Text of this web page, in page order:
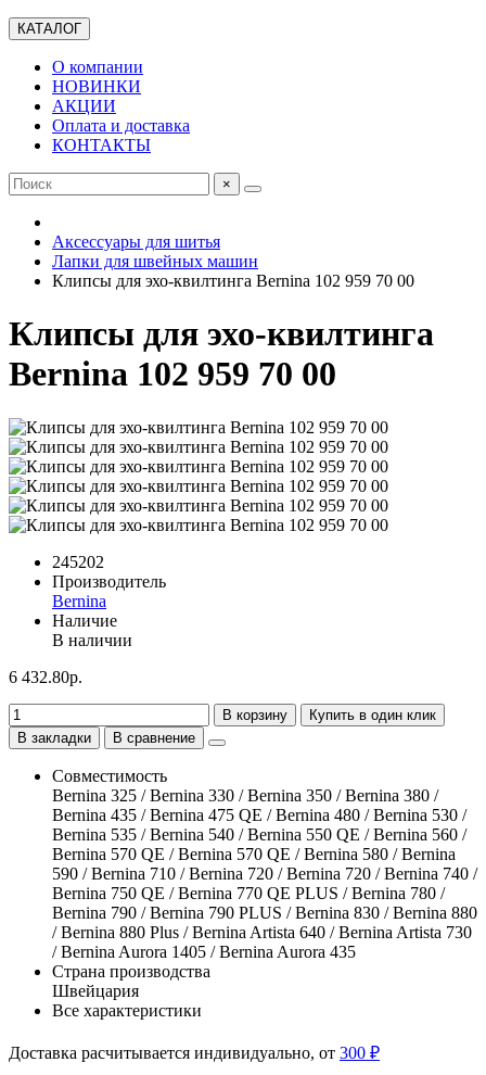
КАТАЛОГ
О компании
НОВИНКИ
АКЦИИ
Оплата и доставка
КОНТАКТЫ
×
Аксессуары для шитья
Лапки для швейных машин
Клипсы для эхо-квилтинга Bernina 102 959 70 00
Клипсы для эхо-квилтинга
Bernina 102 959 70 00
245202
Производитель
Bernina
Наличие
В наличии
6 432.80р.
В корзину
Купить в один клик
В закладки
В сравнение
Совместимость
Bernina 325 / Bernina 330 / Bernina 350 / Bernina 380 /
Bernina 435 / Bernina 475 QE / Bernina 480 / Bernina 530 /
Bernina 535 / Bernina 540 / Bernina 550 QE / Bernina 560 /
Bernina 570 QE / Bernina 570 QE / Bernina 580 / Bernina
590 / Bernina 710 / Bernina 720 / Bernina 720 / Bernina 740 /
Bernina 750 QE / Bernina 770 QE PLUS / Bernina 780 /
Bernina 790 / Bernina 790 PLUS / Bernina 830 / Bernina 880
/ Bernina 880 Plus / Bernina Artista 640 / Bernina Artista 730
/ Bernina Aurora 1405 / Bernina Aurora 435
Страна производства
Швейцария
Все характеристики
Доставка расчитывается индивидуально, от 300 ₽